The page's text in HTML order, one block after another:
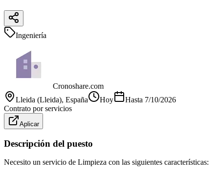
Ingeniería
Cronoshare.com
Lleida (Lleida), España Hoy Hasta 7/10/2026
Contrato por servicios
Aplicar
Descripción del puesto
Necesito un servicio de Limpieza con las siguientes características: